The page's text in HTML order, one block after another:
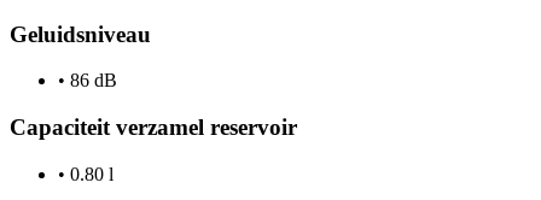
Geluidsniveau
• 86 dB
Capaciteit verzamel reservoir
• 0.80 l